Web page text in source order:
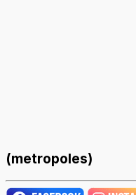
(metropoles)